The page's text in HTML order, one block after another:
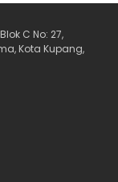
C No: 27,
Kota Kupang,